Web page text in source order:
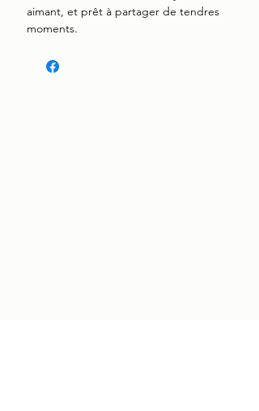
aimant, et prêt à partager de tendres
moments.